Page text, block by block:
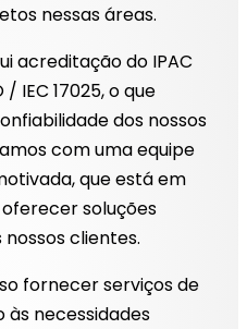
nessas áreas.
acreditação do IPAC
IEC 17025, o que
dos nossos
com uma equipe
que está em
soluções
clientes.
fornecer serviços de
às necessidades